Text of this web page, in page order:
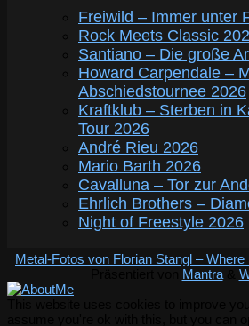
Freiwild – Immer unter
Rock Meets Classic
Santiano – Die große
Howard Carpendale –
Abschiedstournee 2026
Kraftklub – Sterben in
Tour 2026
André Rieu 2026
Mario Barth 2026
Cavalluna – Tor zur
Ehrlich Brothers –
Night of Freestyle 2026
Metal-Fotos von Florian Stangl –
Mantra&